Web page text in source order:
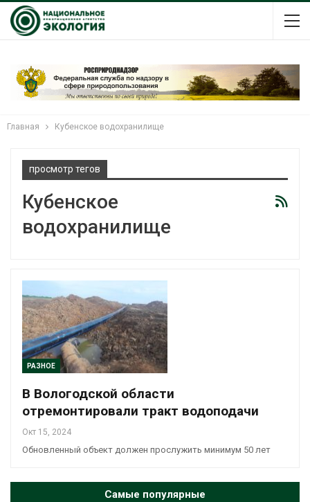
Главная Кубенское водохранилище
просмотр тегов
Кубенское
водохранилище
РАЗНОЕ
В Вологодской области
отремонтировали тракт водоподачи
Окт 15, 2024
Обновленный объект должен прослужить минимум 50 лет
Самые популярные